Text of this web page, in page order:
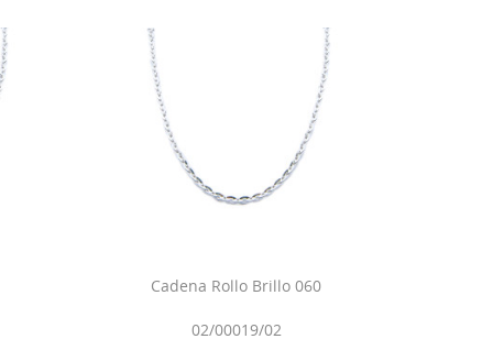
Cadena Rollo Brillo 060
02/00019/02